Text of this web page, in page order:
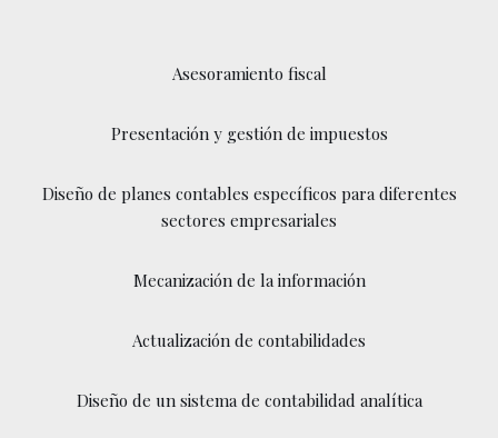
Asesoramiento fiscal
Presentación y gestión de impuestos
Diseño de planes contables específicos para diferentes
sectores empresariales
Mecanización de la información
Actualización de contabilidades
Diseño de un sistema de contabilidad analítica